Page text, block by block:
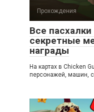
Прохождения
Все
секретные
награды
На картах в Chicken
персонажей, машин,